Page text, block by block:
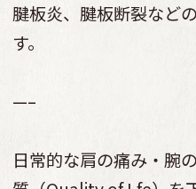
腱板炎、腱板断裂など
す。
—–
日常的な肩の痛み・腕